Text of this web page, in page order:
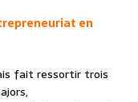
en
fait ressortir trois